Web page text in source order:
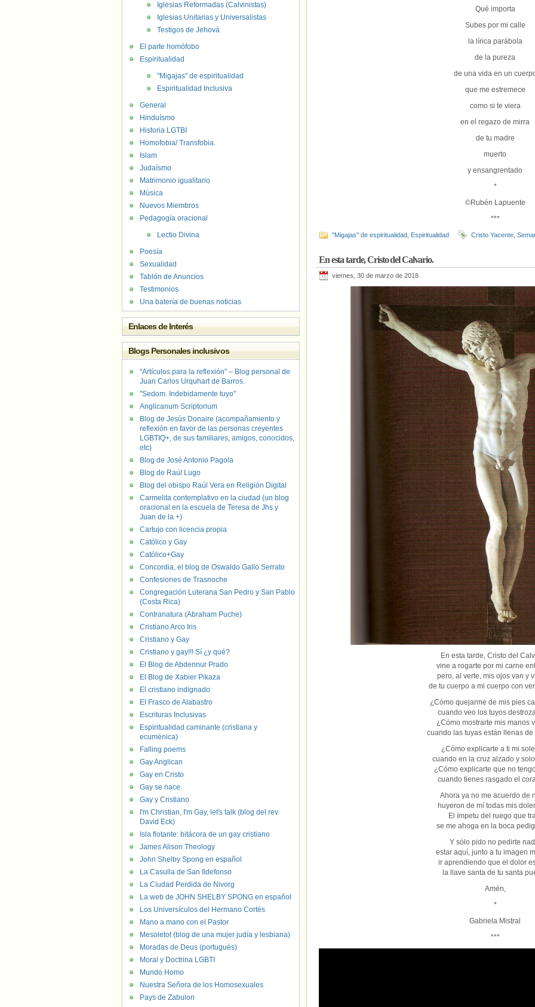
Qué importa
Subes por mi calle
la lírica parábola
de la pureza
de una vida en un
que me estremece
como si te viera
en el regazo de mirra
de tu madre
muerto
y ensangrentado
*
©Rubén Lapuente
***
"Migajas" de espiritualidad Espiritualidad Cristo Yacente
En esta tarde, Cristo del Calvario.
viernes, 30 de marzo de 2018
En esta tarde, Cristo del
vine a rogarte por mi carne
pero, al verte, mis ojos van y
de tu cuerpo a mi cuerpo con
¿Cómo quejarme de mis pies
cuando veo los tuyos
¿Cómo mostrarte mis manos
cuando las tuyas están llenas
¿Cómo explicarte a ti mi
cuando en la cruz alzado y
¿Cómo explicarte que no
cuando tienes rasgado el
Ahora ya no me acuerdo de
huyeron de mí todas mis
El ímpetu del ruego que
se me ahoga en la boca
Y sólo pido no pedirte
estar aquí, junto a tu imagen
ir aprendiendo que el dolor
la llave santa de tu santa
Amén,
*
Gabriela Mistral
***
Iglesias Reformadas (Calvinistas)
Iglesias Unitarias y Universalistas
Testigos de Jehová
El parte homófobo
Espiritualidad
"Migajas" de espiritualidad
Espiritualidad Inclusiva
General
Hinduísmo
Historia LGTBI
Homofobia/ Transfobia.
Islam
Judaísmo
Matrimonio igualitario
Música
Nuevos Miembros
Pedagogía oracional
Lectio Divina
Poesía
Sexualidad
Tablón de Anuncios
Testimonios
Una batería de buenas noticias
Enlaces de Interés
Blogs Personales inclusivos
"Artículos para la reflexión" – Blog personal de
Juan Carlos Urquhart de Barros.
"Sedom. Indebidamente tuyo"
Anglicanum Scriptorium
Blog de Jesús Donaire (acompañamiento y
reflexión en favor de las personas creyentes
LGBTIQ+, de sus familiares, amigos, conocidos,
etc)
Blog de José Antonio Pagola
Blog de Raúl Lugo
Blog del obispo Raúl Vera en Religión Digital
Carmelita contemplativo en la ciudad (un blog
oracional en la escuela de Teresa de Jhs y
Juan de la +)
Cartujo con licencia propia
Católico y Gay
Católico+Gay
Concordia, el blog de Oswaldo Gallo Serrato
Confesiones de Trasnoche
Congregación Luterana San Pedro y San Pablo
(Costa Rica)
Contranatura (Abraham Puche)
Cristiano Arco Iris
Cristiano y Gay
Cristiano y gay!!! Sí ¿y qué?
El Blog de Abdennur Prado
El Blog de Xabier Pikaza
El cristiano indignado
El Frasco de Alabastro
Escrituras Inclusivas
Espiritualidad caminante (cristiana y
ecuménica)
Falling poems
Gay Anglican
Gay en Cristo
Gay se nace.
Gay y Cristiano
I'm Christian, I'm Gay, let's talk (blog del rev.
David Eck)
Isla flotante: bitácora de un gay cristiano
James Alison Theology
John Shelby Spong en español
La Casulla de San Ildefonso
La Ciudad Perdida de Nivorg
La web de JOHN SHELBY SPONG en español
Los Universículos del Hermano Cortés
Mano a mano con el Pastor
Mesoletot (blog de una mujer judía y lesbiana)
Moradas de Deus (portugués)
Moral y Doctrina LGBTI
Mundo Homo
Nuestra Señora de los Homosexuales
Pays de Zabulon